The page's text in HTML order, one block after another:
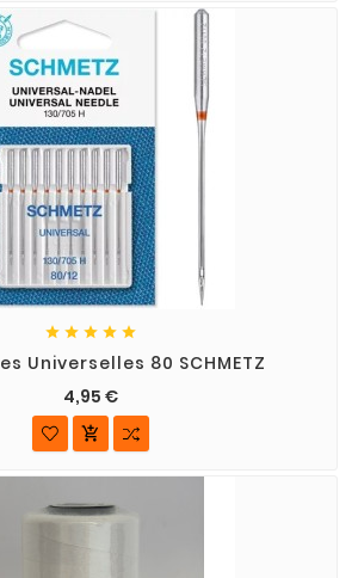
    
Universelles 80 SCHMETZ
4,95 €
